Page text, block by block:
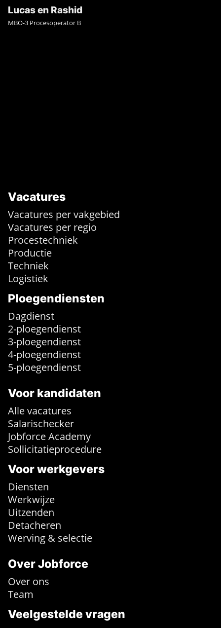
Lucas en Rashid
MBO-3 Procesoperator B
Vacatures
Vacatures per vakgebied
Vacatures per regio
Procestechniek
Productie
Techniek
Logistiek
Ploegendiensten
Dagdienst
2-ploegendienst
3-ploegendienst
4-ploegendienst
5-ploegendienst
Voor kandidaten
Alle vacatures
Salarischecker
Jobforce Academy
Sollicitatieprocedure
Voor werkgevers
Diensten
Werkwijze
Uitzenden
Detacheren
Werving & selectie
Over Jobforce
Over ons
Team
Veelgestelde vragen